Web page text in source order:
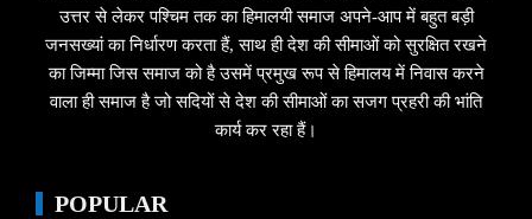
उत्तर से लेकर पश्चिम तक का हिमालयी समाज अपने-आप में बहुत बड़ी
जनसख्यां का निर्धारण करता हैं, साथ ही देश की सीमाओं को सुरक्षित रखने
का जिम्मा जिस समाज को है उसमें प्रमुख रूप से हिमालय में निवास करने
वाला ही समाज है जो सदियों से देश की सीमाओं का सजग प्रहरी की भांति
कार्य कर रहा हैं।
POPULAR